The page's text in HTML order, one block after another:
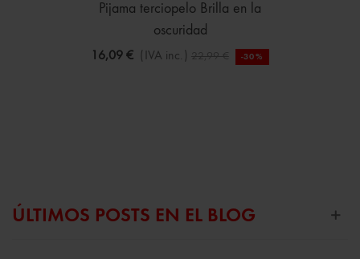
Pijama terciopelo Brilla en la
oscuridad
16,09 € (IVA inc.) 22,99 € -30%
ÚLTIMOS POSTS EN EL BLOG